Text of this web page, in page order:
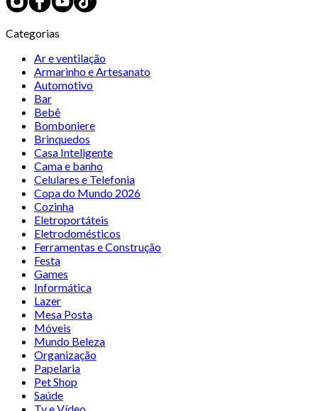
Categorias
Ar e ventilação
Armarinho e Artesanato
Automotivo
Bar
Bebê
Bomboniere
Brinquedos
Casa Inteligente
Cama e banho
Celulares e Telefonia
Copa do Mundo 2026
Cozinha
Eletroportáteis
Eletrodomésticos
Ferramentas e Construção
Festa
Games
Informática
Lazer
Mesa Posta
Móveis
Mundo Beleza
Organização
Papelaria
Pet Shop
Saúde